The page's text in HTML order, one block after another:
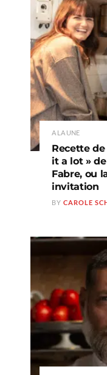
A LA UNE
Recette
it a lot »
Fabre, ou
invitation
BY CAROLE